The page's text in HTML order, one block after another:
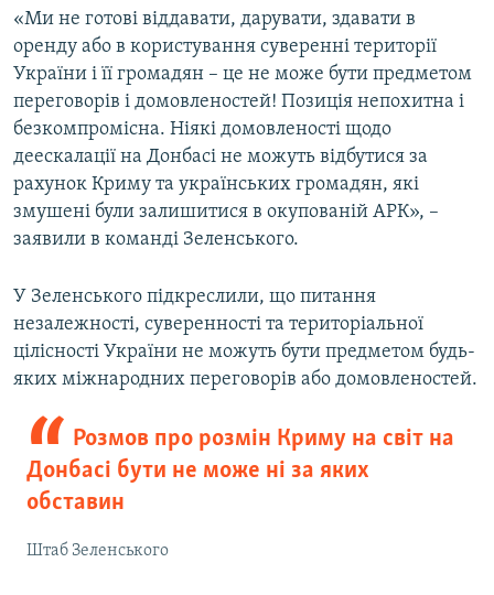
«Ми не готові віддавати, дарувати, здавати в
оренду або в користування суверенні території
України і її громадян – це не може бути предметом
переговорів і домовленостей! Позиція непохитна і
безкомпромісна. Ніякі домовленості щодо
деескалації на Донбасі не можуть відбутися за
рахунок Криму та українських громадян, які
змушені були залишитися в окупованій АРК», –
заявили в команді Зеленського.
У Зеленського підкреслили, що питання
незалежності, суверенності та територіальної
цілісності України не можуть бути предметом будь-
яких міжнародних переговорів або домовленостей.
Розмов про розмін Криму на світ на
Донбасі бути не може ні за яких
обставин
Штаб Зеленського